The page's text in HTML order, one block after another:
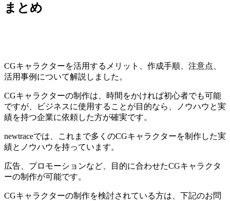
まとめ
CGキャラクターを活用するメリット、作成手順、注意点、
活用事例について解説しました。
CGキャラクターの制作は、時間をかければ初心者でも可能
ですが、ビジネスに使用することが目的なら、ノウハウと実
績を持つ企業に依頼した方が確実です。
newtraceでは、これまで多くのCGキャラクターを制作した実
績とノウハウを持っています。
広告、プロモーションなど、目的に合わせたCGキャラクタ
ーの制作が可能です。
CGキャラクターの制作を検討されている方は、下記のお問